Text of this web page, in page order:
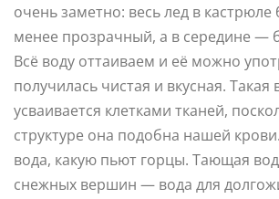
очень заметно: весь лед в кастрюле
менее прозрачный, а в середине —
Всё воду оттаиваем и её можно
получилась чистая и вкусная. Такая
усваивается клетками тканей,
структуре она подобна нашей
вода, какую пьют горцы. Тающая
снежных вершин — вода для